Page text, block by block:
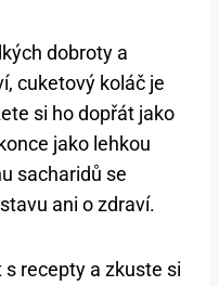
‍dobroty a
cuketový koláč ⁣je
si ⁣ho dopřát jako
jako lehkou
sacharidů⁤ se
​ani o zdraví.
recepty ⁢a zkuste si